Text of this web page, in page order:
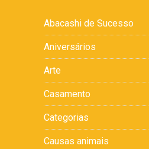
Abacashi de Sucesso
Aniversários
Arte
Casamento
Categorias
Causas animais